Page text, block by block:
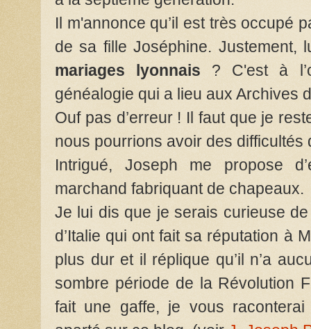
Il m'annonce qu’il est très occupé
de sa fille Joséphine. Justement,
mariages lyonnais ? C'est à
généalogie qui a lieu aux Archives
Ouf pas d’erreur ! Il faut que je
nous pourrions avoir des difficultés
Intrigué, Joseph me propose
marchand fabriquant de chapeaux.
Je lui dis que je serais curieuse
d’Italie qui ont fait sa réputation à
plus dur et il réplique qu’il n’a
sombre période de la Révolution
fait une gaffe, je vous